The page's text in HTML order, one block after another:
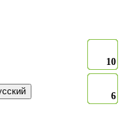
10
6
10
6
10
6
10
6
10
6
10
6
10
6
10
6
10
6
10
6
10
6
10
6
10
6
10
6
10
6
10
6
10
6
10
6
10
6
10
6
10
6
10
6